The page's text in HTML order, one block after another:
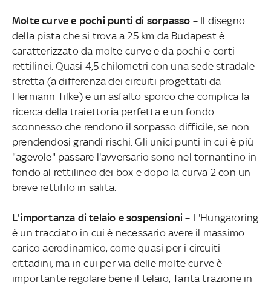
Molte curve e pochi punti di sorpasso – Il disegno
della pista che si trova a 25 km da Budapest è
caratterizzato da molte curve e da pochi e corti
rettilinei. Quasi 4,5 chilometri con una sede stradale
stretta (a differenza dei circuiti progettati da
Hermann Tilke) e un asfalto sporco che complica la
ricerca della traiettoria perfetta e un fondo
sconnesso che rendono il sorpasso difficile, se non
prendendosi grandi rischi. Gli unici punti in cui è più
"agevole" passare l'avversario sono nel tornantino in
fondo al rettilineo dei box e dopo la curva 2 con un
breve rettifilo in salita.
L'importanza di telaio e sospensioni – L'Hungaroring
è un tracciato in cui è necessario avere il massimo
carico aerodinamico, come quasi per i circuiti
cittadini, ma in cui per via delle molte curve è
importante regolare bene il telaio, Tanta trazione in